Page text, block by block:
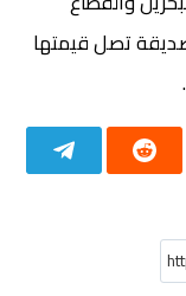
تصل قيمتها